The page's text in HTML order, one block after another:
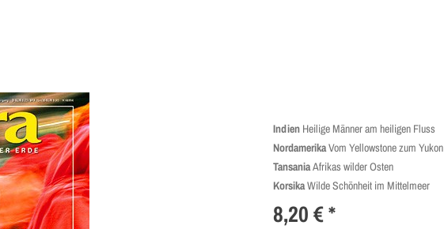
Indien Heilige Männer am heiligen Fluss
NordamerikaVom Yellowstone zum Yukon
TansaniaAfrikas wilder Osten
KorsikaWilde Schönheit im Mittelmeer
8,20 € *